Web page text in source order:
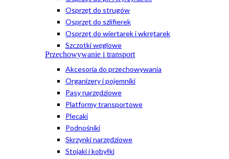
Osprzęt do strugów
Osprzęt do szlifierek
Osprzęt do wiertarek i wkrętarek
Szczotki węglowe
Przechowywanie i transport
Akcesoria do przechowywania
Organizery i pojemniki
Pasy narzędziowe
Platformy transportowe
Plecaki
Podnośniki
Skrzynki narzędziowe
Stojaki i kobyłki